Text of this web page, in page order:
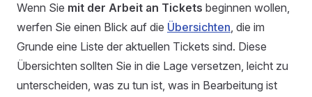
Wenn Sie mit der Arbeit an Tickets beginnen wollen,
werfen Sie einen Blick auf die Übersichten, die im
Grunde eine Liste der aktuellen Tickets sind. Diese
Übersichten sollten Sie in die Lage versetzen, leicht zu
unterscheiden, was zu tun ist, was in Bearbeitung ist